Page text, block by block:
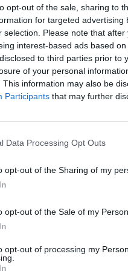
opt-out of the sale, sharing to
for targeted
selection. Please note that
interest-based ads based
to third parties prior to
of your personal
This information may also be
Participants that may further
Data Processing Opt Outs
opt-out of the Sharing of my
opt-out of the Sale of my
opt-out of processing my
la falta de compromiso
municipio
preocupación ante la falta de
de Canarias, relación a sus
y los comedores escolares
este jueves 8 de enero en el
del Consistorio local
que respecta a los centros
del municipio, David Herrera,
los edificios que albergan los
a este dependen